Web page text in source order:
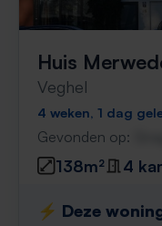
Huis
Veghel
4 weken, 1 dag
Gevonden op:
138m² 4
⚡️ Deze